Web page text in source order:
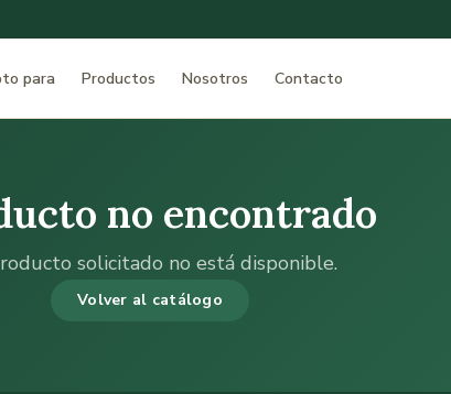
para Productos Nosotros Contacto
no encontrado
solicitado no está disponible.
Volver al catálogo